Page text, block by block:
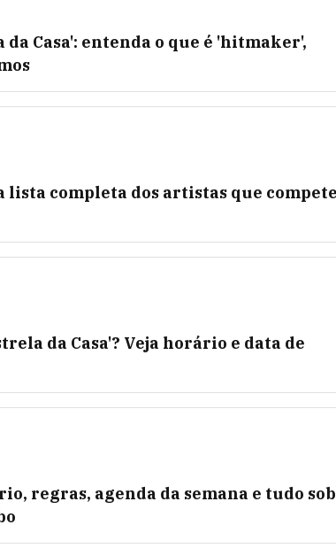
Casa': entenda o que é 'hitmaker',
lista completa dos artistas que
da Casa'? Veja horário e data de
regras, agenda da semana e tudo